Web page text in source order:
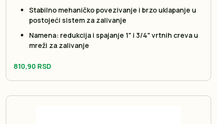
Stabilno mehaničko povezivanje i brzo uklapanje u
postojeći sistem za zalivanje
Namena: redukcija i spajanje 1" i 3/4" vrtnih creva u
mreži za zalivanje
810,90 RSD